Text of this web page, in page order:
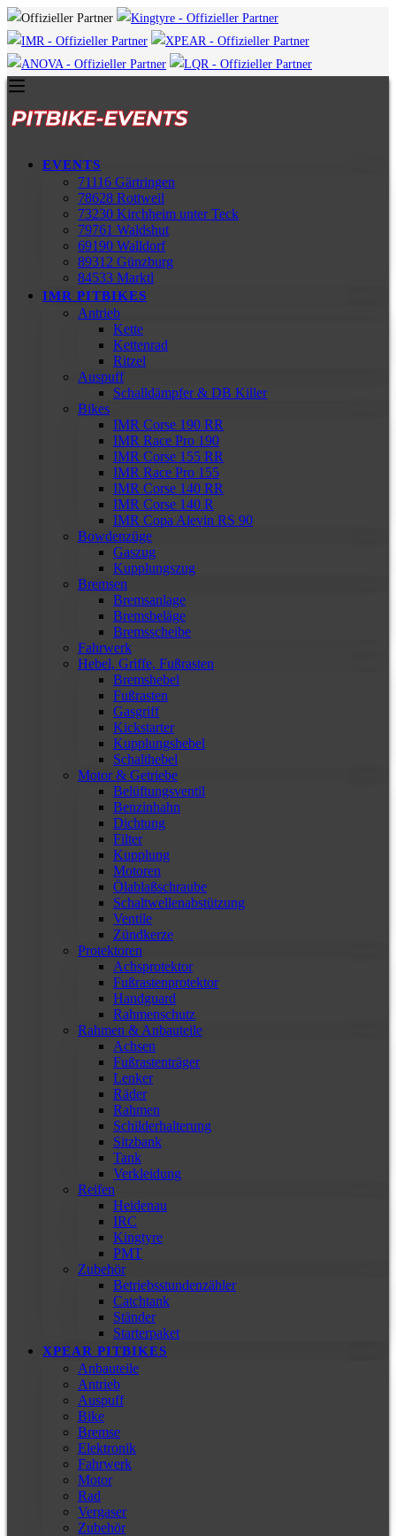
EVENTS
71116 Gärtringen
78628 Rottweil
73230 Kirchheim unter Teck
79761 Waldshut
69190 Walldorf
89312 Günzburg
84533 Marktl
IMR PITBIKES
Antrieb
Kette
Kettenrad
Ritzel
Auspuff
Schalldämpfer & DB Killer
Bikes
IMR Corse 190 RR
IMR Race Pro 190
IMR Corse 155 RR
IMR Race Pro 155
IMR Corse 140 RR
IMR Corse 140 R
IMR Copa Alevin RS 90
Bowdenzüge
Gaszug
Kupplungszug
Bremsen
Bremsanlage
Bremsbeläge
Bremsscheibe
Fahrwerk
Hebel, Griffe, Fußrasten
Bremshebel
Fußrasten
Gasgriff
Kickstarter
Kupplungshebel
Schalthebel
Motor & Getriebe
Belüftungsventil
Benzinhahn
Dichtung
Filter
Kupplung
Motoren
Ölablaßschraube
Schaltwellenabstützung
Ventile
Zündkerze
Protektoren
Achsprotektor
Fußrastenprotektor
Handguard
Rahmenschutz
Rahmen & Anbauteile
Achsen
Fußrastenträger
Lenker
Räder
Rahmen
Schilderhalterung
Sitzbank
Tank
Verkleidung
Reifen
Heidenau
IRC
Kingtyre
PMT
Zubehör
Betriebsstundenzähler
Catchtank
Ständer
Starterpaket
XPEAR PITBIKES
Anbauteile
Antrieb
Auspuff
Bike
Bremse
Elektronik
Fahrwerk
Motor
Rad
Vergaser
Zubehör